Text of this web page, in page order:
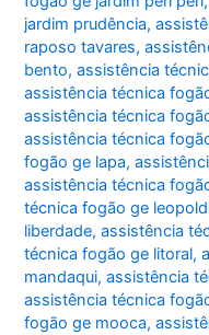
jardim prudência,
raposo tavares,
bento,assistência
assistência técnica
assistência técnica
assistência técnica
fogão ge lapa,
assistência técnica
técnica fogão ge
liberdade,assistência
técnica fogão ge litoral,
mandaqui,assistência
assistência técnica
fogão ge mooca,